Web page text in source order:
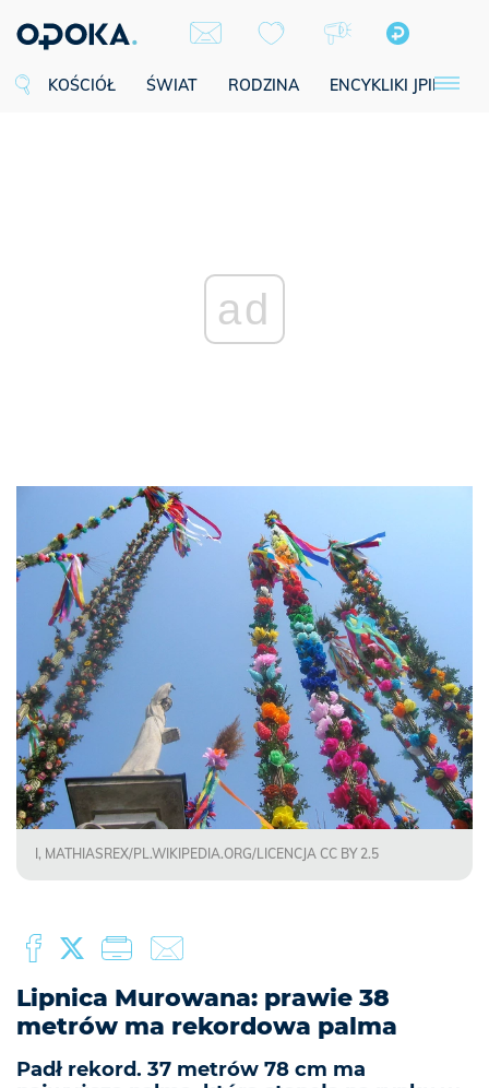
KOŚCIÓŁ ŚWIAT RODZINA ENCYKLIKI JPII
ad
I, MATHIASREX/PL.WIKIPEDIA.ORG/LICENCJA CC BY 2.5
Lipnica Murowana: prawie 38
metrów ma rekordowa palma
Padł rekord. 37 metrów 78 cm ma